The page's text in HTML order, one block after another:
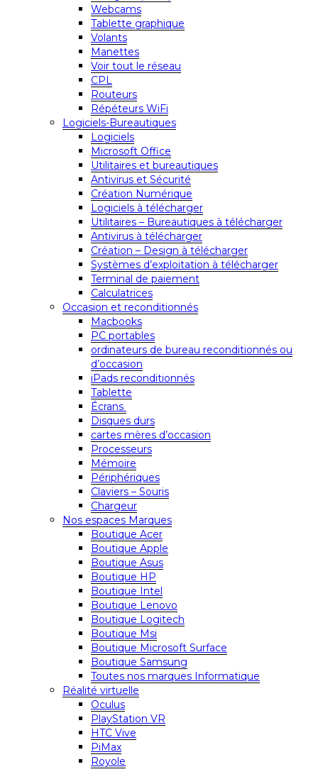
Webcams
Tablette graphique
Volants
Manettes
Voir tout le réseau
CPL
Routeurs
Répéteurs WiFi
Logiciels-Bureautiques
Logiciels
Microsoft Office
Utilitaires et bureautiques
Antivirus et Sécurité
Création Numérique
Logiciels à télécharger
Utilitaires – Bureautiques à télécharger
Antivirus à télécharger
Création – Design à télécharger
Systèmes d’exploitation à télécharger
Terminal de paiement
Calculatrices
Occasion et reconditionnés
Macbooks
PC portables
ordinateurs de bureau reconditionnés ou
d’occasion
iPads reconditionnés
Tablette
Écrans
Disques durs
cartes mères d’occasion
Processeurs
Mémoire
Périphériques
Claviers – Souris
Chargeur
Nos espaces Marques
Boutique Acer
Boutique Apple
Boutique Asus
Boutique HP
Boutique Intel
Boutique Lenovo
Boutique Logitech
Boutique Msi
Boutique Microsoft Surface
Boutique Samsung
Toutes nos marques Informatique
Réalité virtuelle
Oculus
PlayStation VR
HTC Vive
PiMax
Royole